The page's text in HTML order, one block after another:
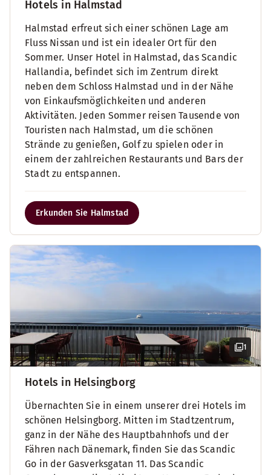
Hotels in Halmstad
Halmstad erfreut sich einer schönen Lage am
Fluss Nissan und ist ein idealer Ort für den
Sommer. Unser Hotel in Halmstad, das Scandic
Hallandia, befindet sich im Zentrum direkt
neben dem Schloss Halmstad und in der Nähe
von Einkaufsmöglichkeiten und anderen
Aktivitäten. Jeden Sommer reisen Tausende von
Touristen nach Halmstad, um die schönen
Strände zu genießen, Golf zu spielen oder in
einem der zahlreichen Restaurants und Bars der
Stadt zu entspannen.
Erkunden Sie Halmstad
1
Hotels in Helsingborg
Übernachten Sie in einem unserer drei Hotels im
schönen Helsingborg. Mitten im Stadtzentrum,
ganz in der Nähe des Hauptbahnhofs und der
Fähren nach Dänemark, finden Sie das Scandic
Go in der Gasverksgatan 11. Das Scandic